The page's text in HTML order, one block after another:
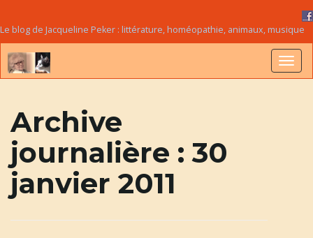
Le blog de Jacqueline Peker : littérature, homéopathie, animaux, musique
Archive
journalière :30
janvier 2011